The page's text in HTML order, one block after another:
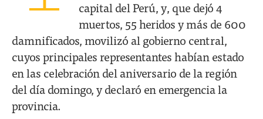
capital del Perú, y, que dejó 4
muertos, 55 heridos y más de 600
damnificados, movilizó al gobierno central,
cuyos principales representantes habían estado
en las celebración del aniversario de la región
del día domingo, y declaró en emergencia la
provincia.